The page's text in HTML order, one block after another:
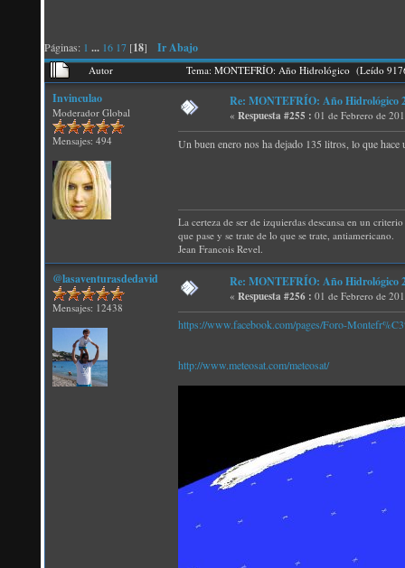
Páginas: 1 ... 16 17 [18] Ir Abajo
Autor Tema: MONTEFRÍO: Año Hidrológico (Leído
Invinculao
Moderador Global
Mensajes: 494
Re: MONTEFRÍO: Año Hidrológico
« Respuesta #255 : 01 de Febrero de
Un buen enero nos ha dejado 135 litros, lo que
La certeza de ser de izquierdas descansa en un
que pase y se trate de lo que se trate, antiamericano.
Jean Francois Revel.
@lasaventurasdedavid
Mensajes: 12438
Re: MONTEFRÍO: Año Hidrológico
« Respuesta #256 : 01 de Febrero de
https://www.facebook.com/pages/Foro-
http://www.meteosat.com/meteosat/